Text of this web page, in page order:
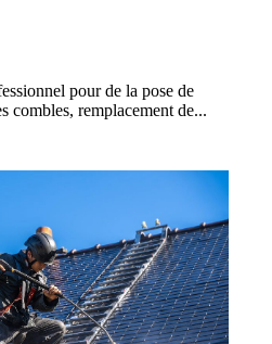
pour de la pose de
combles, remplacement de...